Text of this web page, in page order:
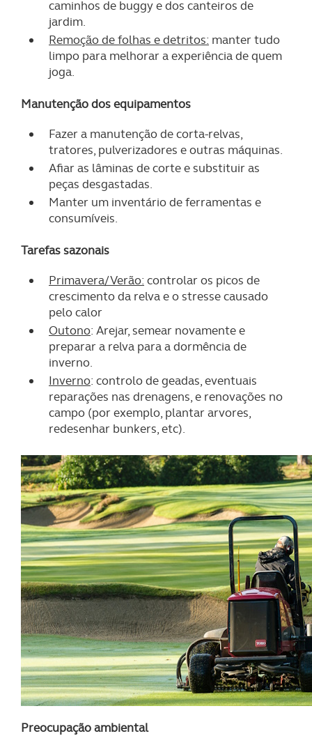
caminhos de buggy e dos canteiros de
jardim.
Remoção de folhas e detritos: manter tudo
limpo para melhorar a experiência de quem
joga.
Manutenção dos equipamentos
Fazer a manutenção de corta-relvas,
tratores, pulverizadores e outras máquinas.
Afiar as lâminas de corte e substituir as
peças desgastadas.
Manter um inventário de ferramentas e
consumíveis.
Tarefas sazonais
Primavera/Verão: controlar os picos de
crescimento da relva e o stresse causado
pelo calor
Outono: Arejar, semear novamente e
preparar a relva para a dormência de
inverno.
Inverno: controlo de geadas, eventuais
reparações nas drenagens, e renovações no
campo (por exemplo, plantar arvores,
redesenhar bunkers, etc).
Preocupação ambiental